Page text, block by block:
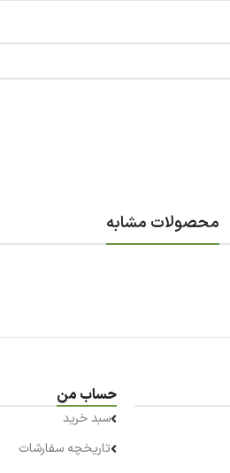
محصولات مشابه
حساب من
سبد خرید
تاریخچه سفارشات